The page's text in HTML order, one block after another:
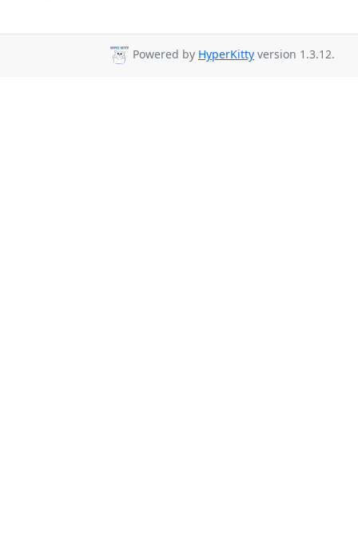
Powered by HyperKitty version 1.3.12.